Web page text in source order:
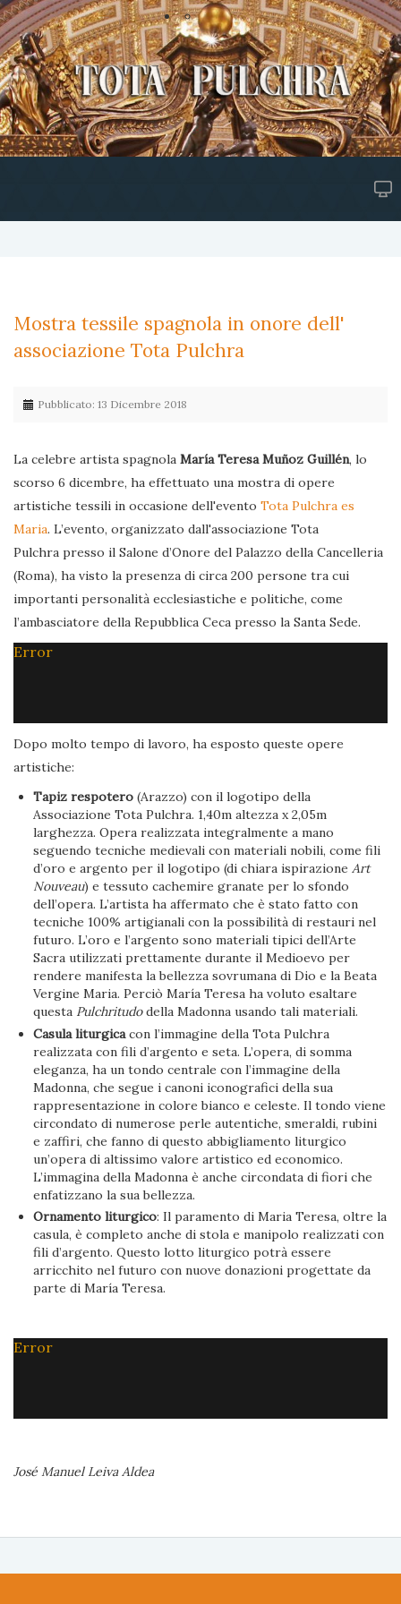
Mostra tessile spagnola in onore dell'
associazione Tota Pulchra
Pubblicato: 13 Dicembre 2018
La celebre artista spagnola María Teresa Muñoz Guillén, lo
scorso 6 dicembre, ha effettuato una mostra di opere
artistiche tessili in occasione dell'evento Tota Pulchra es
Maria. L’evento, organizzato dall'associazione Tota
Pulchra presso il Salone d’Onore del Palazzo della Cancelleria
(Roma), ha visto la presenza di circa 200 persone tra cui
importanti personalità ecclesiastiche e politiche, come
l’ambasciatore della Repubblica Ceca presso la Santa Sede.
Error
Dopo molto tempo di lavoro, ha esposto queste opere
artistiche:
Tapiz respotero (Arazzo) con il logotipo della
Associazione Tota Pulchra. 1,40m altezza x 2,05m
larghezza. Opera realizzata integralmente a mano
seguendo tecniche medievali con materiali nobili, come fili
d’oro e argento per il logotipo (di chiara ispirazioneArt
Nouveau) e tessuto cachemire granate per lo sfondo
dell’opera. L’artista ha affermato che è stato fatto con
tecniche 100% artigianali con la possibilità di restauri nel
futuro. L’oro e l’argento sono materiali tipici dell’Arte
Sacra utilizzati prettamente durante il Medioevo per
rendere manifesta la bellezza sovrumana di Dio e la Beata
Vergine Maria. Perciò María Teresa ha voluto esaltare
questa Pulchritudodella Madonna usando tali materiali.
Casula liturgicacon l’immagine della Tota Pulchra
realizzata con fili d’argento e seta. L’opera, di somma
eleganza, ha un tondo centrale con l’immagine della
Madonna, che segue i canoni iconografici della sua
rappresentazione in colore bianco e celeste. Il tondo viene
circondato di numerose perle autentiche, smeraldi, rubini
e zaffiri, che fanno di questo abbigliamento liturgico
un’opera di altissimo valore artistico ed economico.
L’immagina della Madonna è anche circondata di fiori che
enfatizzano la sua bellezza.
Ornamento liturgico: Il paramento di Maria Teresa, oltre la
casula, è completo anche di stola e manipolo realizzati con
fili d’argento. Questo lotto liturgico potrà essere
arricchito nel futuro con nuove donazioni progettate da
parte di María Teresa.
Error
José Manuel Leiva Aldea